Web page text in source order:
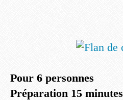
Pour 6 personnes
Préparation 15 minutes